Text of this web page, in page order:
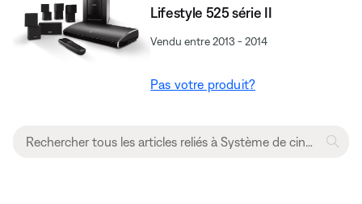
Lifestyle 525 série II
Vendu entre 2013 - 2014
Pas votre produit?